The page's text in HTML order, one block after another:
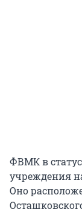
ФВМК в
учреждения
Оно